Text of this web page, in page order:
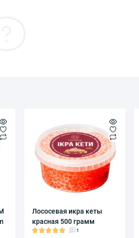
Лососевая икра кеты
красная 500 грамм
1